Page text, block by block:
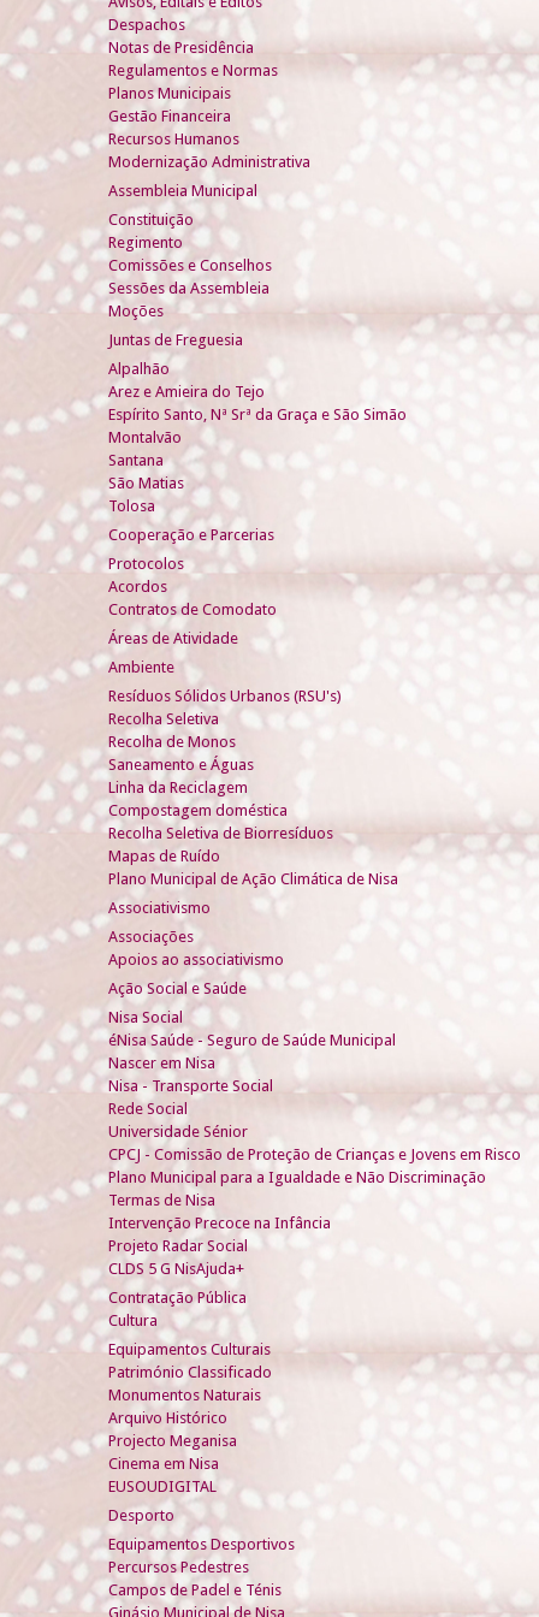
Despachos
Notas de Presidência
Regulamentos e Normas
Planos Municipais
Gestão Financeira
Recursos Humanos
Modernização Administrativa
Assembleia Municipal
Constituição
Regimento
Comissões e Conselhos
Sessões da Assembleia
Moções
Juntas de Freguesia
Alpalhão
Arez e Amieira do Tejo
Espírito Santo, Nª Srª da Graça e São Simão
Montalvão
Santana
São Matias
Tolosa
Cooperação e Parcerias
Protocolos
Acordos
Contratos de Comodato
Áreas de Atividade
Ambiente
Resíduos Sólidos Urbanos (RSU's)
Recolha Seletiva
Recolha de Monos
Saneamento e Águas
Linha da Reciclagem
Compostagem doméstica
Recolha Seletiva de Biorresíduos
Mapas de Ruído
Plano Municipal de Ação Climática de Nisa
Associativismo
Associações
Apoios ao associativismo
Ação Social e Saúde
Nisa Social
éNisa Saúde - Seguro de Saúde Municipal
Nascer em Nisa
Nisa - Transporte Social
Rede Social
Universidade Sénior
CPCJ - Comissão de Proteção de Crianças e Jovens em Risco
Plano Municipal para a Igualdade e Não Discriminação
Termas de Nisa
Intervenção Precoce na Infância
Projeto Radar Social
CLDS 5 G NisAjuda+
Contratação Pública
Cultura
Equipamentos Culturais
Património Classificado
Monumentos Naturais
Arquivo Histórico
Projecto Meganisa
Cinema em Nisa
EUSOUDIGITAL
Desporto
Equipamentos Desportivos
Percursos Pedestres
Campos de Padel e Ténis
Ginásio Municipal de Nisa